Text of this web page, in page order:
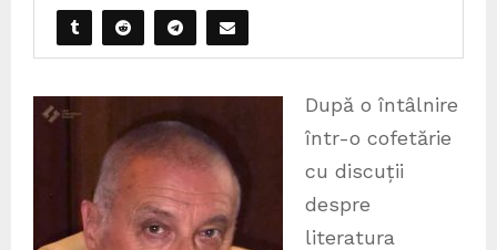
După o întâlnire
într-o cofetărie
cu discuții
despre
literatura